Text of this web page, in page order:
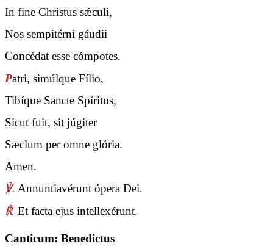
In fine Christus sǽculi,
Nos sempitérni gáudii
Concédat esse cómpotes.
Patri, simúlque Fílio,
Tibíque Sancte Spíritus,
Sicut fuit, sit júgiter
Sæclum per omne glória.
Amen.
℣. Annuntiavérunt ópera Dei.
℟. Et facta ejus intellexérunt.
Canticum: Benedictus